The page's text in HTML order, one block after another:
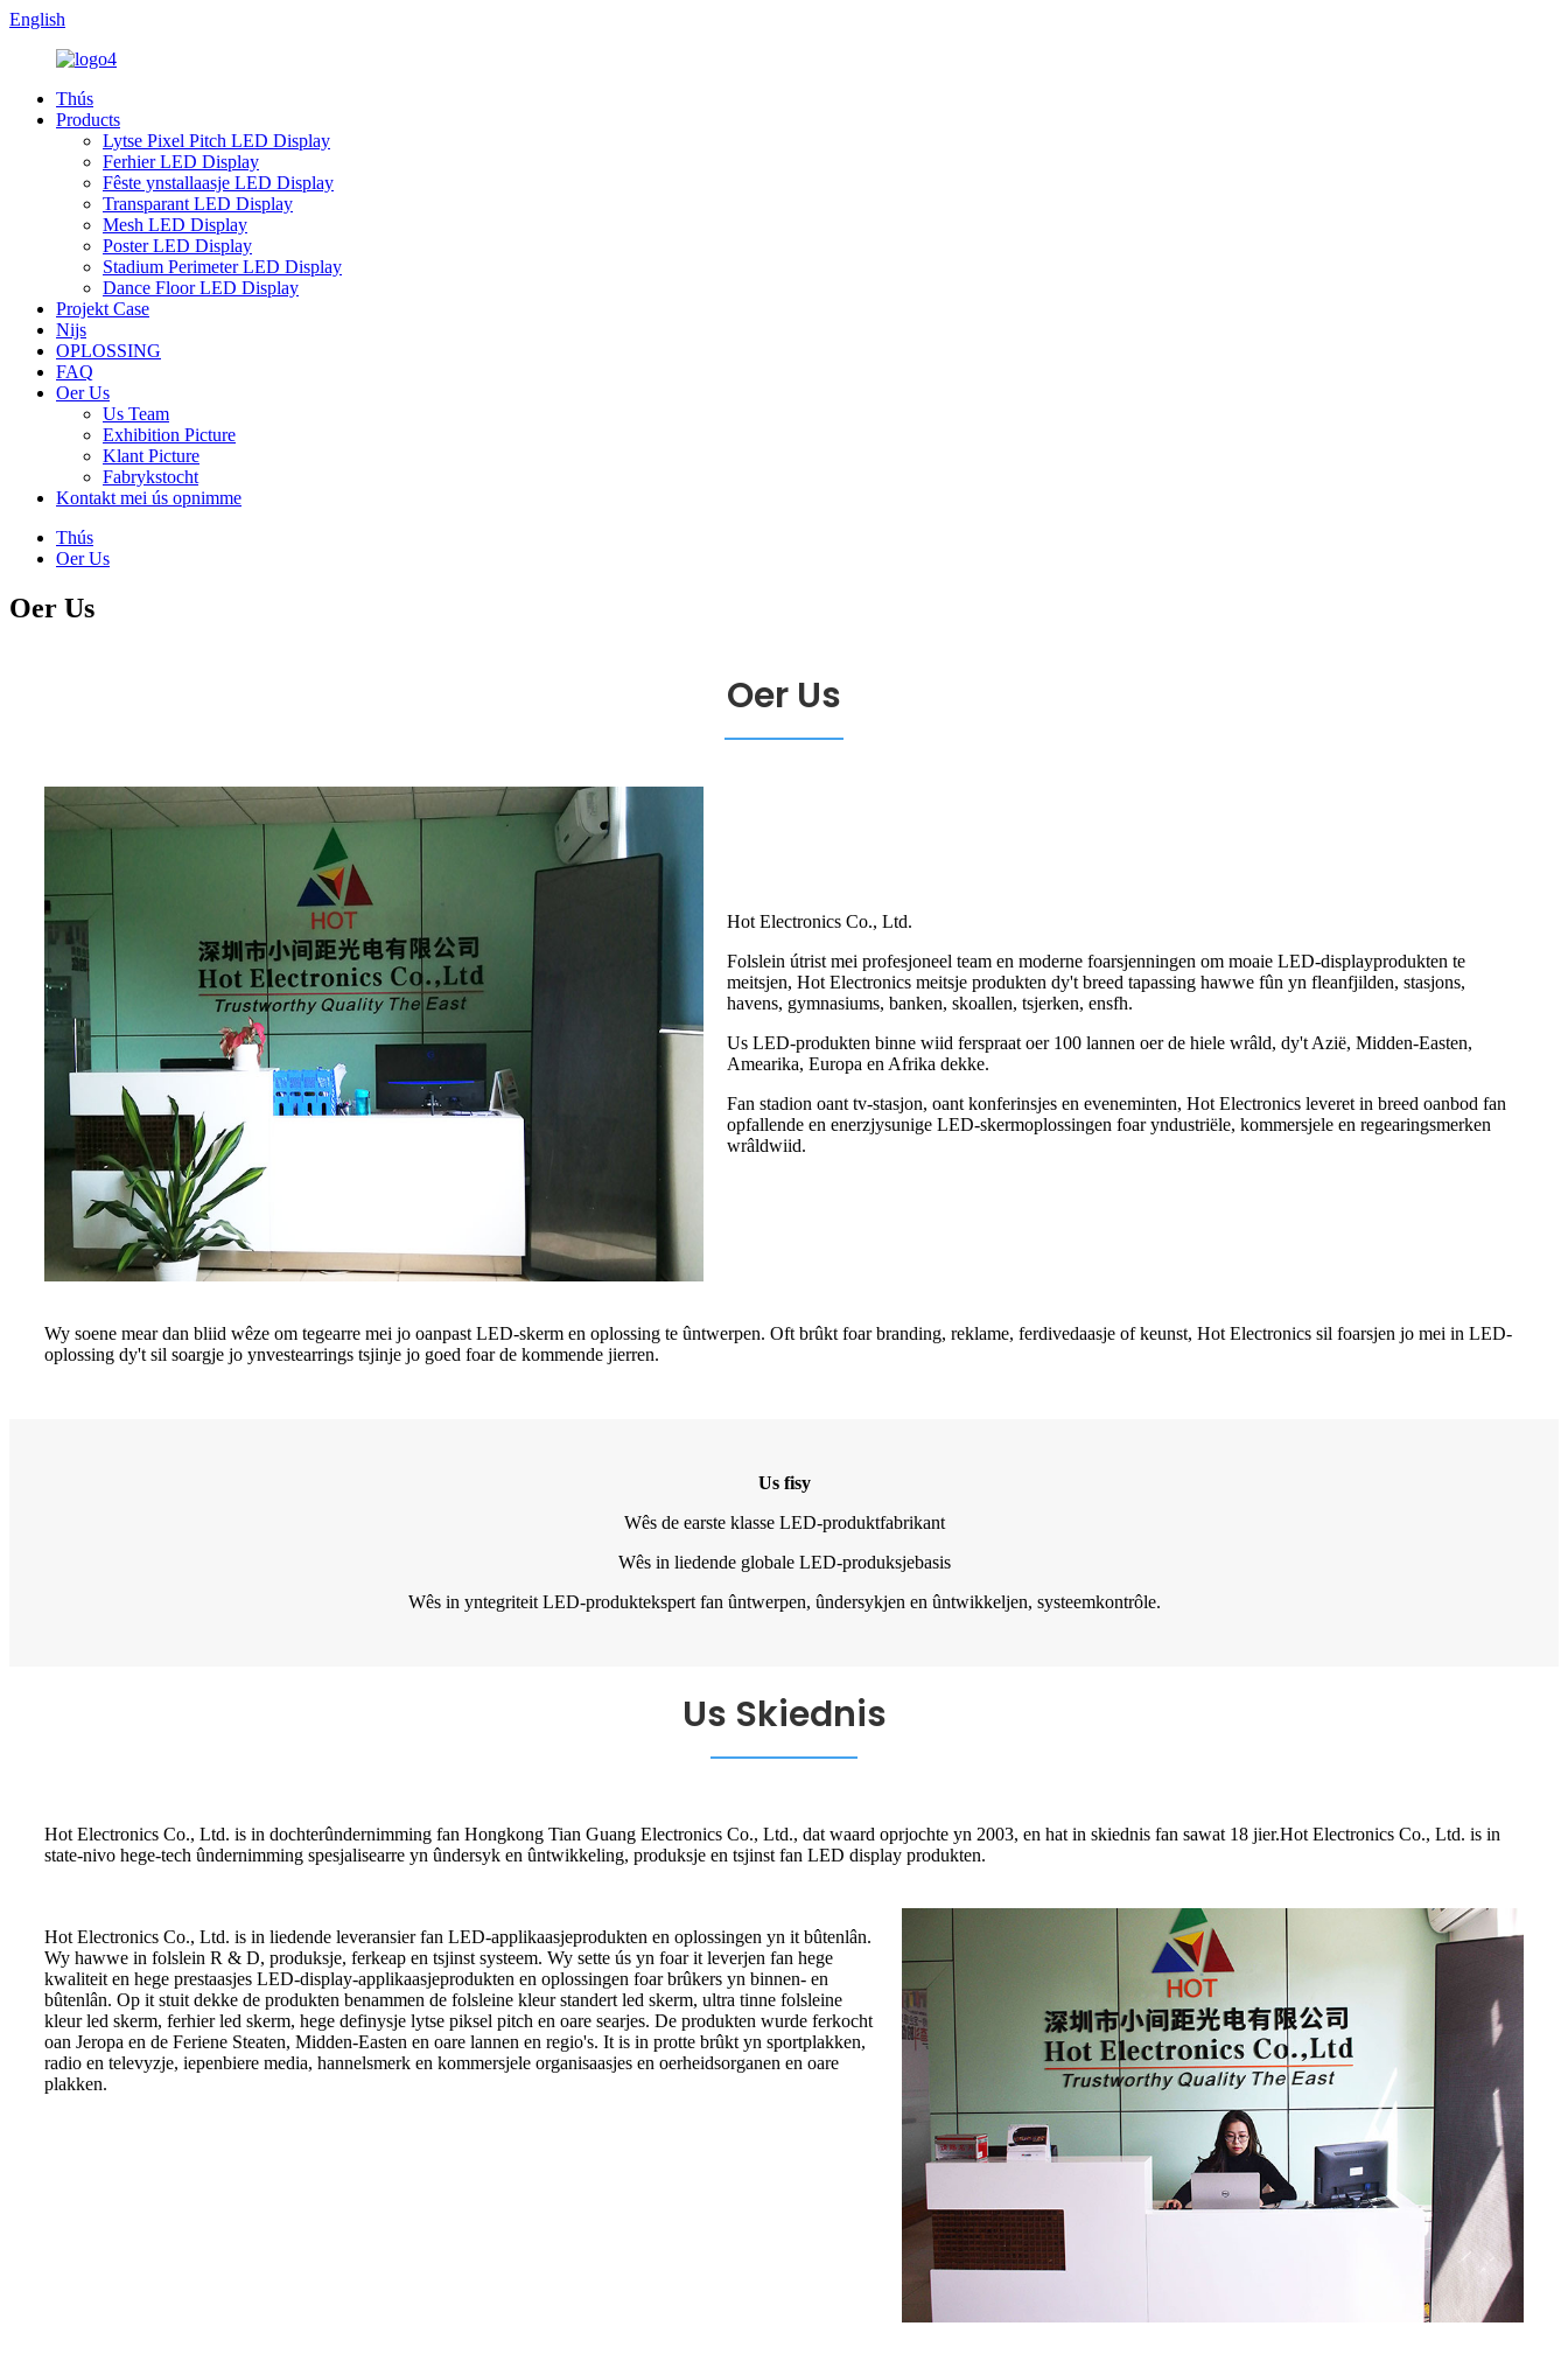
English
Thús
Products
Lytse Pixel Pitch LED Display
Ferhier LED Display
Fêste ynstallaasje LED Display
Transparant LED Display
Mesh LED Display
Poster LED Display
Stadium Perimeter LED Display
Dance Floor LED Display
Projekt Case
Nijs
OPLOSSING
FAQ
Oer Us
Us Team
Exhibition Picture
Klant Picture
Fabrykstocht
Kontakt mei ús opnimme
Thús
Oer Us
Oer Us
Oer Us
Hot Electronics Co., Ltd.
Folslein útrist mei profesjoneel team en moderne foarsjenningen om moaie LED-displayprodukten te
meitsjen, Hot Electronics meitsje produkten dy't breed tapassing hawwe fûn yn fleanfjilden, stasjons,
havens, gymnasiums, banken, skoallen, tsjerken, ensfh.
Us LED-produkten binne wiid ferspraat oer 100 lannen oer de hiele wrâld, dy't Azië, Midden-Easten,
Amearika, Europa en Afrika dekke.
Fan stadion oant tv-stasjon, oant konferinsjes en eveneminten, Hot Electronics leveret in breed oanbod fan
opfallende en enerzjysunige LED-skermoplossingen foar yndustriële, kommersjele en regearingsmerken
wrâldwiid.
Wy soene mear dan bliid wêze om tegearre mei jo oanpast LED-skerm en oplossing te ûntwerpen. Oft brûkt foar branding, reklame, ferdivedaasje of keunst, Hot Electronics sil foarsjen jo mei in LED-
oplossing dy't sil soargje jo ynvestearrings tsjinje jo goed foar de kommende jierren.
Us fisy
Wês de earste klasse LED-produktfabrikant
Wês in liedende globale LED-produksjebasis
Wês in yntegriteit LED-produktekspert fan ûntwerpen, ûndersykjen en ûntwikkeljen, systeemkontrôle.
Us Skiednis
Hot Electronics Co., Ltd. is in dochterûndernimming fan Hongkong Tian Guang Electronics Co., Ltd., dat waard oprjochte yn 2003, en hat in skiednis fan sawat 18 jier.Hot Electronics Co., Ltd. is in
state-nivo hege-tech ûndernimming spesjalisearre yn ûndersyk en ûntwikkeling, produksje en tsjinst fan LED display produkten.
Hot Electronics Co., Ltd. is in liedende leveransier fan LED-applikaasjeprodukten en oplossingen yn it bûtenlân.
Wy hawwe in folslein R & D, produksje, ferkeap en tsjinst systeem. Wy sette ús yn foar it leverjen fan hege
kwaliteit en hege prestaasjes LED-display-applikaasjeprodukten en oplossingen foar brûkers yn binnen- en
bûtenlân. Op it stuit dekke de produkten benammen de folsleine kleur standert led skerm, ultra tinne folsleine
kleur led skerm, ferhier led skerm, hege definysje lytse piksel pitch en oare searjes. De produkten wurde ferkocht
oan Jeropa en de Feriene Steaten, Midden-Easten en oare lannen en regio's. It is in protte brûkt yn sportplakken,
radio en televyzje, iepenbiere media, hannelsmerk en kommersjele organisaasjes en oerheidsorganen en oare
plakken.